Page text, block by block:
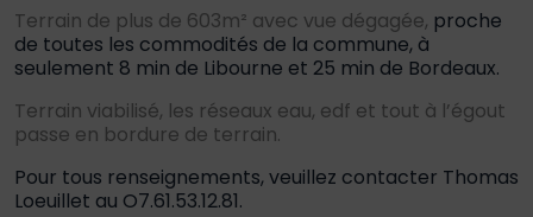
Terrain de plus de 603m² avec vue dégagée, proche
de toutes les commodités de la commune, à
seulement 8 min de Libourne et 25 min de Bordeaux.
Terrain viabilisé, les réseaux eau, edf et tout à l’égout
passe en bordure de terrain.
Pour tous renseignements, veuillez contacter Thomas
Loeuillet au O7.61.53.12.81.